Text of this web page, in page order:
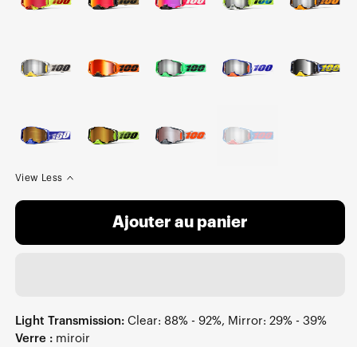
View Less
Ajouter au panier
Light Transmission: Clear: 88% - 92%, Mirror: 29% - 39%
Verre : miroir